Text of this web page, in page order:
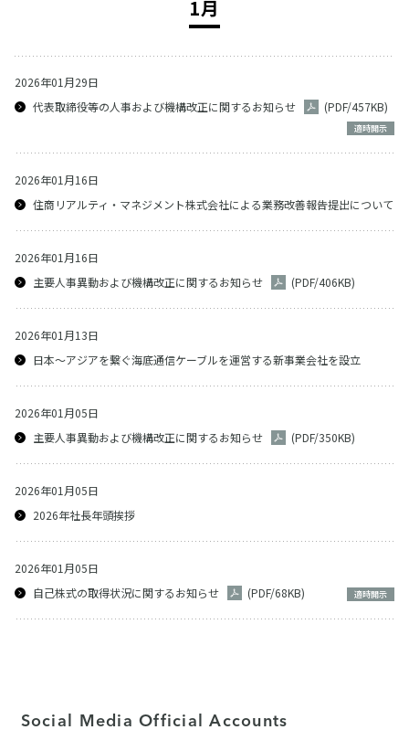
1月
2026年01月29日
代表取締役等の人事および機構改正に関するお知らせ
(PDF/457KB)
適時開示
2026年01月16日
住商リアルティ・マネジメント株式会社による業務改善報告提出について
2026年01月16日
主要人事異動および機構改正に関するお知らせ
(PDF/406KB)
2026年01月13日
日本～アジアを繋ぐ海底通信ケーブルを運営する新事業会社を設立
2026年01月05日
主要人事異動および機構改正に関するお知らせ
(PDF/350KB)
2026年01月05日
2026年社長年頭挨拶
2026年01月05日
自己株式の取得状況に関するお知らせ
(PDF/68KB) 適時開示
Social Media Official Accounts